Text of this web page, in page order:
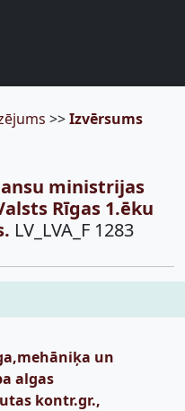
>>Izvērsums
ministrijas
Rīgas 1.ēku
LV_LVA_F 1283
un
algas
kontr.gr.,